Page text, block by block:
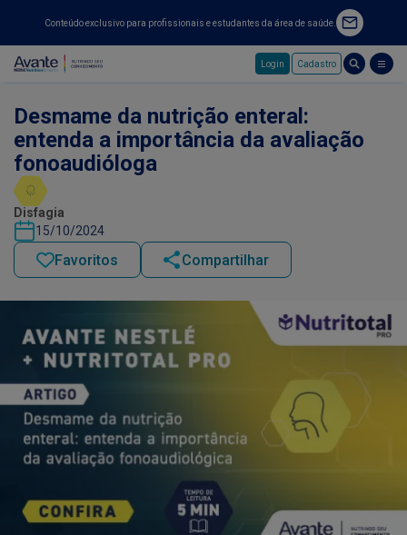
Conteúdo exclusivo para profissionais e estudantes da área de saúde.
Login Cadastro
Desmame da nutrição enteral:
entenda a importância da avaliação
fonoaudióloga
Disfagia
15/10/2024
Favoritos Compartilhar